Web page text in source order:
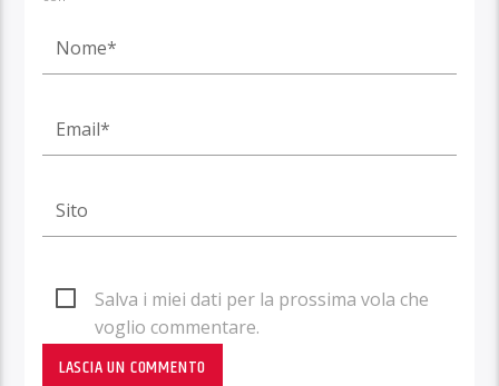
Salva i miei dati per la prossima vola che
voglio commentare.